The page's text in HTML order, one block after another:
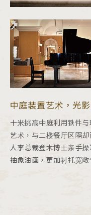
中庭装置艺术，光
十米挑高中庭利用铁件
艺术，与二楼餐厅区隔
人李总裁登木博士亲手
抽象油画，更加衬托宽敞